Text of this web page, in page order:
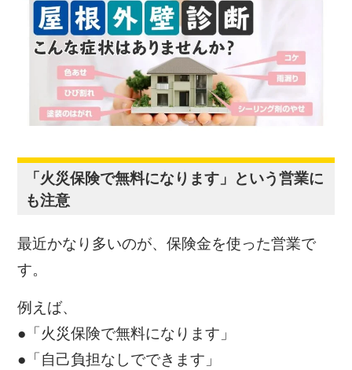
「火災保険で無料になります」という営業に
も注意
最近かなり多いのが、保険金を使った営業で
す。
例えば、
●「火災保険で無料になります」
●「自己負担なしでできます」